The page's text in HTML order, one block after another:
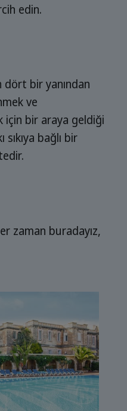
edin.
dört bir yanından
ve
için bir araya geldiği
sıkıya bağlı bir
zaman buradayız,